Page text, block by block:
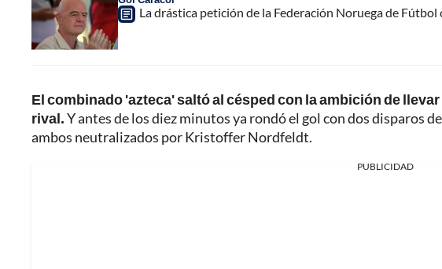
La drástica petición de la Federación Noruega de
El combinado 'azteca' saltó al césped con la ambición de
rival.Y antes de los diez minutos ya rondó el gol con dos disparos
ambos neutralizados por Kristoffer Nordfeldt.
PUBLICIDAD